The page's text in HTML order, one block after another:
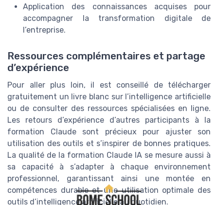
Application des connaissances acquises pour
accompagner la transformation digitale de
l’entreprise.
Ressources complémentaires et partage
d’expérience
Pour aller plus loin, il est conseillé de télécharger
gratuitement un livre blanc sur l’intelligence artificielle
ou de consulter des ressources spécialisées en ligne.
Les retours d’expérience d’autres participants à la
formation Claude sont précieux pour ajuster son
utilisation des outils et s’inspirer de bonnes pratiques.
La qualité de la formation Claude IA se mesure aussi à
sa capacité à s’adapter à chaque environnement
professionnel, garantissant ainsi une montée en
compétences durable et une utilisation optimale des
outils d’intelligence artificielle au quotidien.